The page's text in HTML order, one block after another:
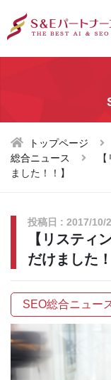
トップページ
総合ニュース
ました！！】
投稿日 : 2017/
【リスティ
だけました！
SEO総合ニュー